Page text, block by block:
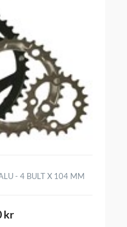
- 4 BULT X 104 MM
kr